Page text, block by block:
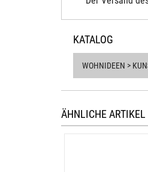
KATALOG
WOHNIDEEN >
ÄHNLICHE ARTIKEL